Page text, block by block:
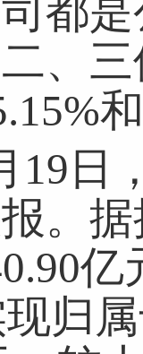
都
、
19日
。
现归